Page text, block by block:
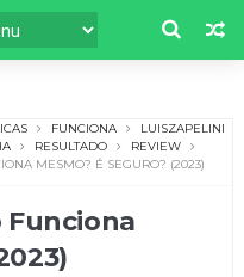
FUNCIONA
LUISZAPELINI
RESULTADO
REVIEW
MESMO? É SEGURO? (2023)
Funciona